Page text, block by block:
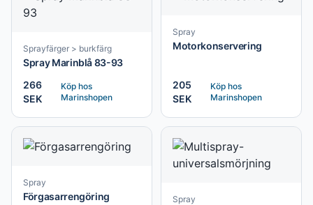
Sprayfärger > burkfärg
Spray Marinblå 83-93
266
SEK
Köp hos
Marinshopen
Spray
Motorkonservering
205
SEK
Köp hos
Marinshopen
Spray
Förgasarrengöring Spray